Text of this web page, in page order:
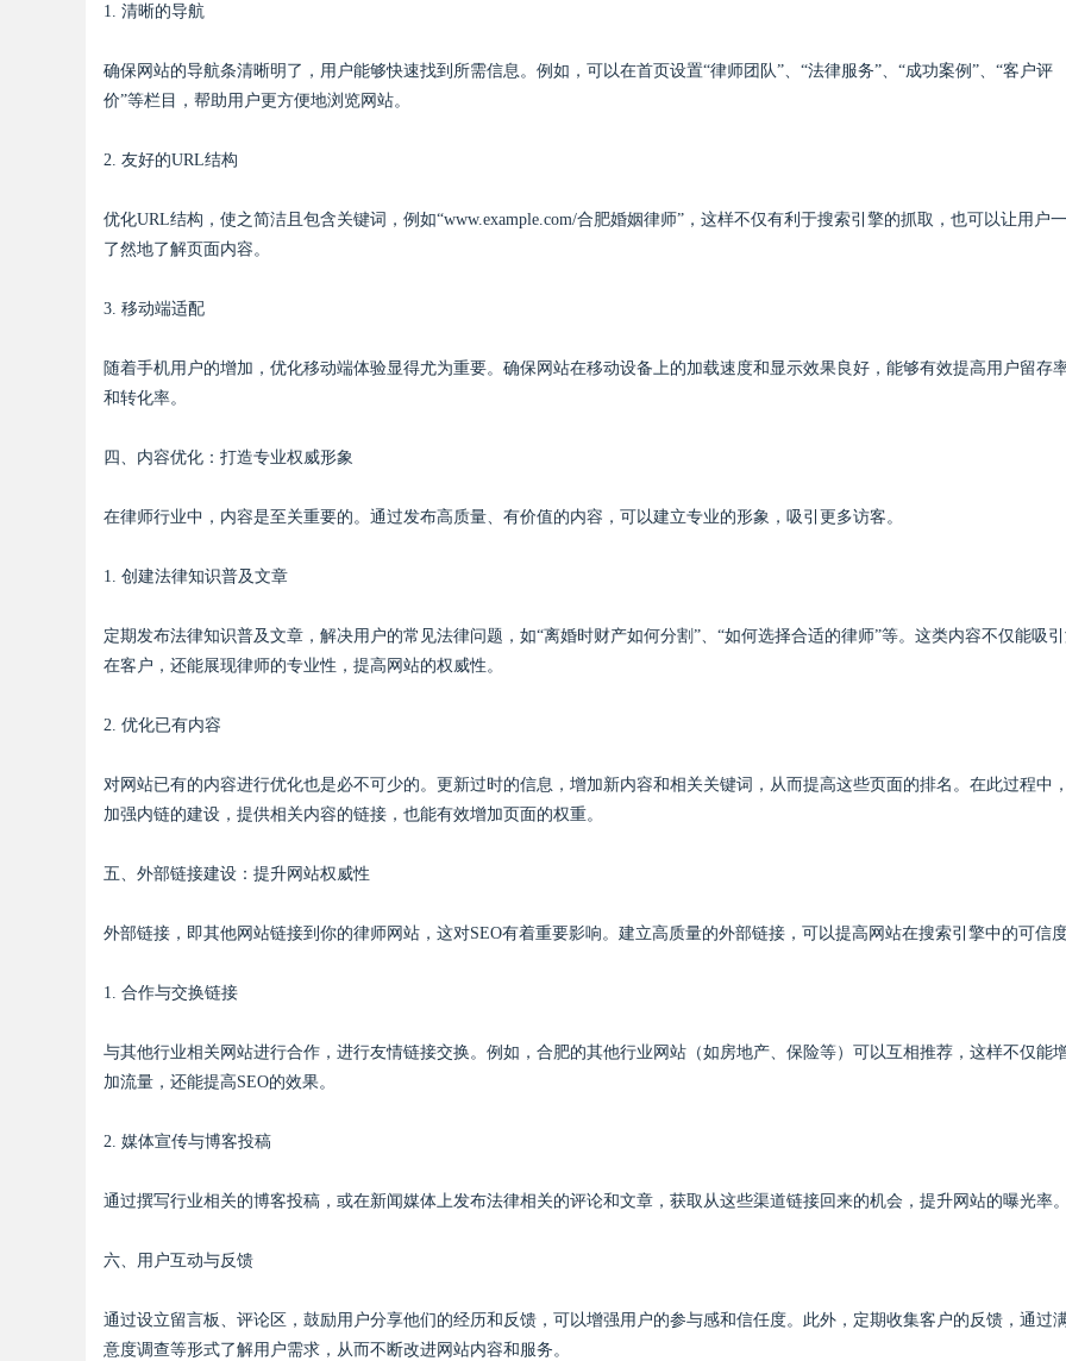
1. 清晰的导航
确保网站的导航条清晰明了，用户能够快速找到所需信息。例如，可以在首页设置“律师团队”、“法律服务”、“成功案例”、“客户评
价”等栏目，帮助用户更方便地浏览网站。
2. 友好的URL结构
优化URL结构，使之简洁且包含关键词，例如“www.example.com/合肥婚姻律师”，这样不仅有利于搜索引擎的抓取，也可以让用户
了然地了解页面内容。
3. 移动端适配
随着手机用户的增加，优化移动端体验显得尤为重要。确保网站在移动设备上的加载速度和显示效果良好，能够有效提高用户留存
和转化率。
四、内容优化：打造专业权威形象
在律师行业中，内容是至关重要的。通过发布高质量、有价值的内容，可以建立专业的形象，吸引更多访客。
1. 创建法律知识普及文章
定期发布法律知识普及文章，解决用户的常见法律问题，如“离婚时财产如何分割”、“如何选择合适的律师”等。这类内容不仅能吸
在客户，还能展现律师的专业性，提高网站的权威性。
2. 优化已有内容
对网站已有的内容进行优化也是必不可少的。更新过时的信息，增加新内容和相关关键词，从而提高这些页面的排名。在此过程中
加强内链的建设，提供相关内容的链接，也能有效增加页面的权重。
五、外部链接建设：提升网站权威性
外部链接，即其他网站链接到你的律师网站，这对SEO有着重要影响。建立高质量的外部链接，可以提高网站在搜索引擎中的可信
1. 合作与交换链接
与其他行业相关网站进行合作，进行友情链接交换。例如，合肥的其他行业网站（如房地产、保险等）可以互相推荐，这样不仅能
加流量，还能提高SEO的效果。
2. 媒体宣传与博客投稿
通过撰写行业相关的博客投稿，或在新闻媒体上发布法律相关的评论和文章，获取从这些渠道链接回来的机会，提升网站的曝光率
六、用户互动与反馈
通过设立留言板、评论区，鼓励用户分享他们的经历和反馈，可以增强用户的参与感和信任度。此外，定期收集客户的反馈，通过
意度调查等形式了解用户需求，从而不断改进网站内容和服务。